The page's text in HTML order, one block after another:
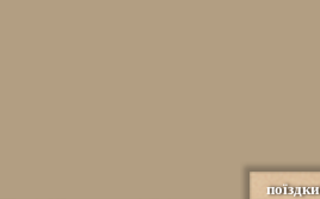
поїздки